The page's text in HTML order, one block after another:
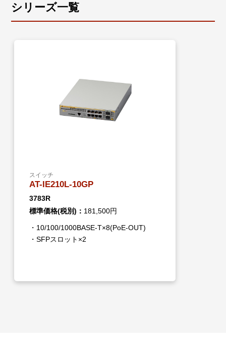
シリーズ一覧
スイッチ
AT-IE210L-10GP
3783R
標準価格(税別)： 181,500円
・10/100/1000BASE-T×8(PoE-OUT)
・SFPスロット×2